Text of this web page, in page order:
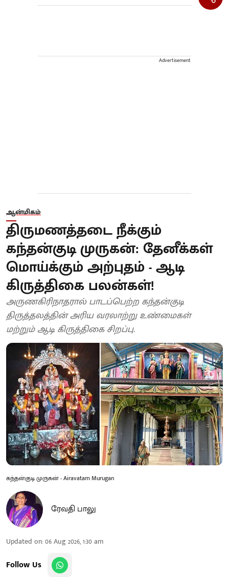
Advertisement
ஆன்மிகம்
திருமணத்தடை நீக்கும்
கந்தன்குடி முருகன்: தேனீக்கள்
மொய்க்கும் அற்புதம் - ஆடி
கிருத்திகை பலன்கள்!
அருணகிரிநாதரால் பாடப்பெற்ற கந்தன்குடி
திருத்தலத்தின் அரிய வரலாற்று உண்மைகள்
மற்றும் ஆடி கிருத்திகை சிறப்பு.
கந்தன்குடி முருகன் - Airavatam Murugan
ரேவதி பாலு
Updated on:06 Aug 2026, 1:30 am
Follow Us